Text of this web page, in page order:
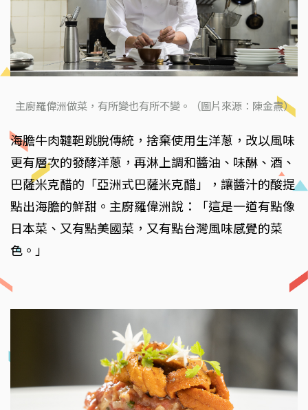
主廚羅偉洲做菜，有所變也有所不變。（圖片來源：陳金燾）
海膽牛肉韃靼跳脫傳統，捨棄使用生洋蔥，改以風味
更有層次的發酵洋蔥，再淋上調和醬油、味醂、酒、
巴薩米克醋的「亞洲式巴薩米克醋」，讓醬汁的酸提
點出海膽的鮮甜。主廚羅偉洲說：「這是一道有點像
日本菜、又有點美國菜，又有點台灣風味感覺的菜
色。」